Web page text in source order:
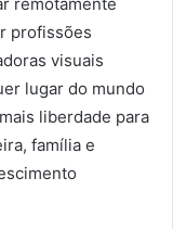
profissões
visuais
lugar do mundo
liberdade para
família e